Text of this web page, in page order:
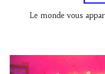
Le monde vous